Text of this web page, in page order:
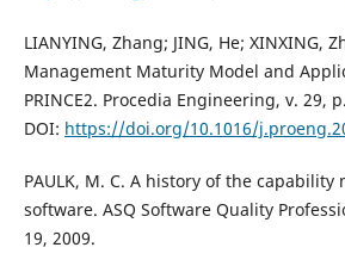
LIANYING, Zhang; JING, He; XINXING,
Management Maturity Model and
PRINCE2. Procedia Engineering, v. 29,
DOI: https://doi.org/10.1016/
PAULK, M. C. A history of the
software. ASQ Software Quality
19, 2009.